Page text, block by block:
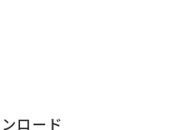
ロード